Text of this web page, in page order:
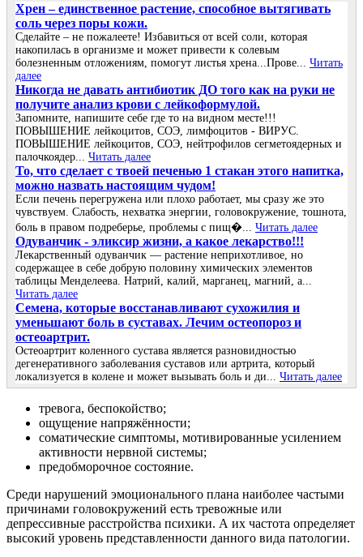
Хрен – единственное растение, способное вытягивать
соль через поры кожи.
Сделайте – не пожалеете! Избавиться от всей соли, которая
накопилась в организме и может привести к солевым
болезненным отложениям, помогут листья хрена...Прове... Читать
далее
Никогда не давать антибиотик ДО того как на руки не
получите анализ крови с лейкоформулой.
Запомните, напишите себе где то на видном месте!!!
ПОВЫШЕНИЕ лейкоцитов, СОЭ, лимфоцитов - ВИРУС.
ПОВЫШЕНИЕ лейкоцитов, СОЭ, нейтрофилов сегметоядерных и
палочкоядер... Читать далее
То, что сделает с твоей печенью 1 стакан этого напитка,
можно назвать настоящим чудом!
Если печень перегружена или плохо работает, мы сразу же это
чувствуем. Слабость, нехватка энергии, головокружение, тошнота,
боль в правом подреберье, проблемы с пищ�... Читать далее
Одуванчик - эликсир жизни, а какое лекарство!!!
Лекарственный одуванчик — растение неприхотливое, но
содержащее в себе добрую половину химических элементов
таблицы Менделеева. Натрий, калий, марганец, магний, а...
Читать далее
Семена, которые восстанавливают сухожилия и
уменьшают боль в суставах. Лечим остеопороз и
остеоартрит.
Остеоартрит коленного сустава является разновидностью
дегенеративного заболевания суставов или артрита, который
локализуется в колене и может вызывать боль и ди... Читать далее
тревога, беспокойство;
ощущение напряжённости;
соматические симптомы, мотивированные усилением
активности нервной системы;
предобморочное состояние.
Среди нарушений эмоционального плана наиболее частыми
причинами головокружений есть тревожные или
депрессивные расстройства психики. А их частота определяет
высокий уровень представленности данного вида патологии.